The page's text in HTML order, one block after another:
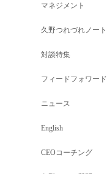
マネジメント
久野つれづれノート
対談特集
フィードフォワード
ニュース
English
CEOコーチング